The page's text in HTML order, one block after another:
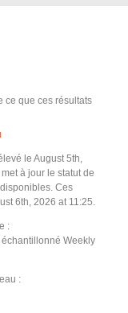
ce que ces résultats
le August 5th,
à jour le statut de
Ces
6th, 2026 at 11:25.
:
Weekly
: